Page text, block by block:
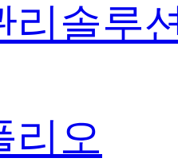
리솔루
리오